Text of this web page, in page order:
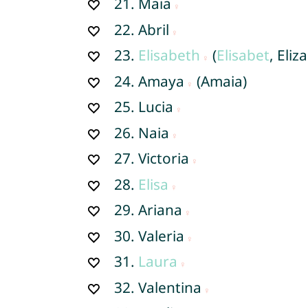
22.Abril
23. Elisabeth (Elisabet,
24.Amaya
(Amaia)
25. Lucia
26. Naia
27.Victoria
28. Elisa
29.Ariana
30.Valeria
31. Laura
32.Valentina